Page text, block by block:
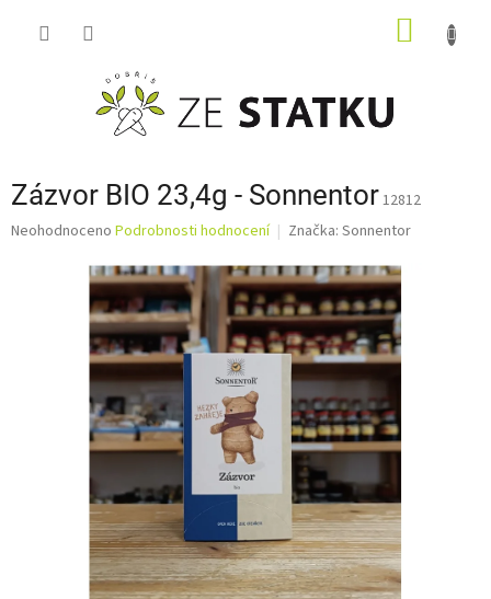
Zázvor BIO 23,4g - Sonnentor12812
Průměrné
Neohodnoceno Podrobnosti hodnocení Značka: Sonnentor